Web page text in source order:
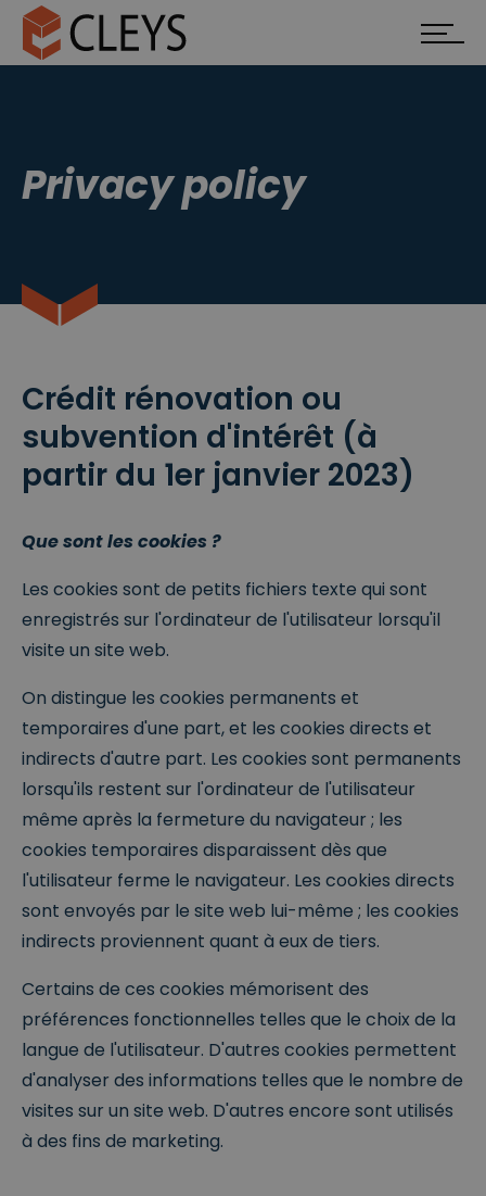
Privacy policy
Crédit rénovation ou
subvention d'intérêt (à
partir du 1er janvier 2023)
Que sont les cookies ?
Les cookies sont de petits fichiers texte qui sont
enregistrés sur l'ordinateur de l'utilisateur lorsqu'il
visite un site web.
On distingue les cookies permanents et
temporaires d'une part, et les cookies directs et
indirects d'autre part. Les cookies sont permanents
lorsqu'ils restent sur l'ordinateur de l'utilisateur
même après la fermeture du navigateur ; les
cookies temporaires disparaissent dès que
l'utilisateur ferme le navigateur. Les cookies directs
sont envoyés par le site web lui-même ; les cookies
indirects proviennent quant à eux de tiers.
Certains de ces cookies mémorisent des
préférences fonctionnelles telles que le choix de la
langue de l'utilisateur. D'autres cookies permettent
d'analyser des informations telles que le nombre de
visites sur un site web. D'autres encore sont utilisés
à des fins de marketing.